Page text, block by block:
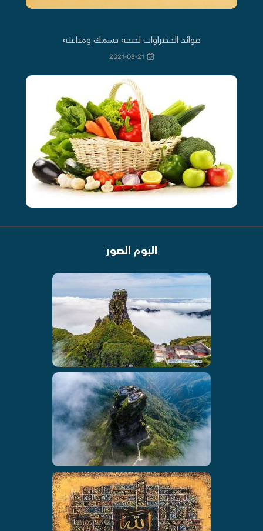
فوائد الخضراوات لصحة جسمك ومناعته
2021-08-21
البوم الصور